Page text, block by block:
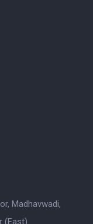
Madhavwadi,
(East)